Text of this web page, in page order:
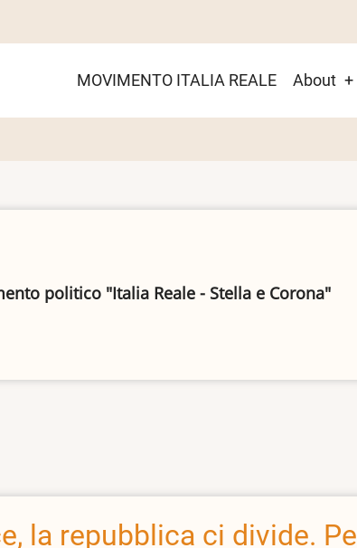
Main
menu
MOVIMENTO ITALIA REALE About
politico "Italia Reale - Stella e Corona"
la repubblica ci divide.